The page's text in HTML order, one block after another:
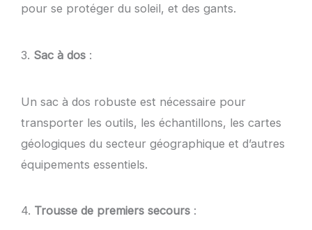
pour se protéger du soleil, et des gants.
3. Sac à dos :
Un sac à dos robuste est nécessaire pour
transporter les outils, les échantillons, les cartes
géologiques du secteur géographique et d’autres
équipements essentiels.
4. Trousse de premiers secours :